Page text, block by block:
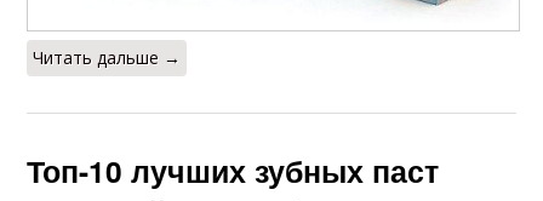
Читать дальше →
Топ-10 лучших зубных паст